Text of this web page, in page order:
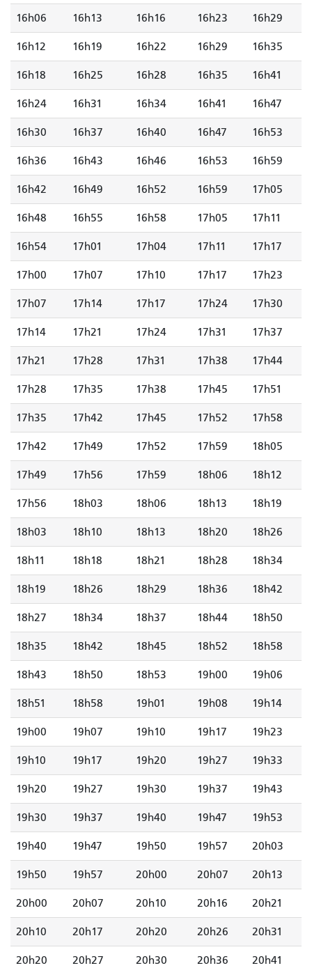
16h06 16h13 16h16 16h23 16h29
16h12 16h19 16h22 16h29 16h35
16h18 16h25 16h28 16h35 16h41
16h24 16h31 16h34 16h41 16h47
16h30 16h37 16h40 16h47 16h53
16h36 16h43 16h46 16h53 16h59
16h42 16h49 16h52 16h59 17h05
16h48 16h55 16h58 17h05 17h11
16h54 17h01 17h04 17h11 17h17
17h00 17h07 17h10 17h17 17h23
17h07 17h14 17h17 17h24 17h30
17h14 17h21 17h24 17h31 17h37
17h21 17h28 17h31 17h38 17h44
17h28 17h35 17h38 17h45 17h51
17h35 17h42 17h45 17h52 17h58
17h42 17h49 17h52 17h59 18h05
17h49 17h56 17h59 18h06 18h12
17h56 18h03 18h06 18h13 18h19
18h03 18h10 18h13 18h20 18h26
18h11 18h18 18h21 18h28 18h34
18h19 18h26 18h29 18h36 18h42
18h27 18h34 18h37 18h44 18h50
18h35 18h42 18h45 18h52 18h58
18h43 18h50 18h53 19h00 19h06
18h51 18h58 19h01 19h08 19h14
19h00 19h07 19h10 19h17 19h23
19h10 19h17 19h20 19h27 19h33
19h20 19h27 19h30 19h37 19h43
19h30 19h37 19h40 19h47 19h53
19h40 19h47 19h50 19h57 20h03
19h50 19h57 20h00 20h07 20h13
20h00 20h07 20h10 20h16 20h21
20h10 20h17 20h20 20h26 20h31
20h20 20h27 20h30 20h36 20h41